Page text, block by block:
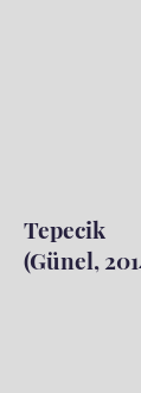
Tepecik
(Günel,